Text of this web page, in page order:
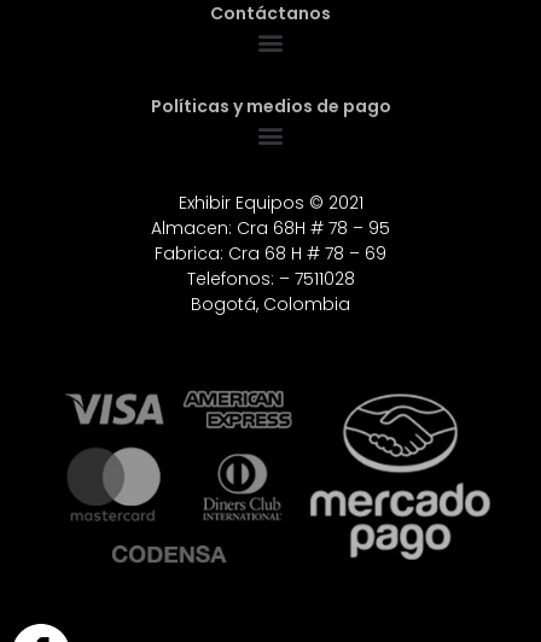
Contáctanos
Políticas y medios de pago
Exhibir Equipos © 2021
Almacen: Cra 68H # 78 – 95
Fabrica: Cra 68 H # 78 – 69
Telefonos: – 7511028
Bogotá, Colombia